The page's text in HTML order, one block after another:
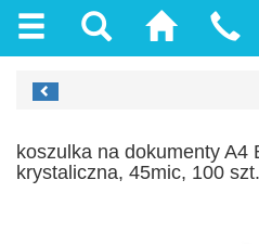
koszulka na dokumenty A4
krystaliczna, 45mic, 100